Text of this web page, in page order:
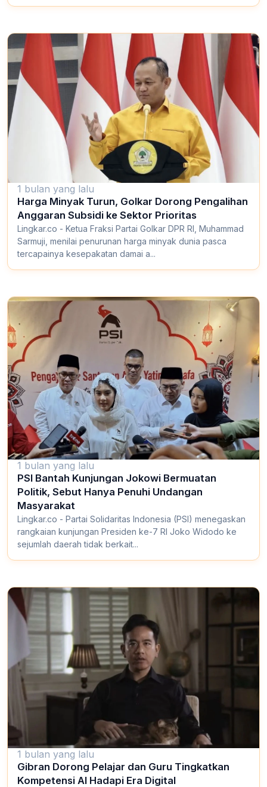
1 bulan yang lalu
Harga Minyak Turun, Golkar Dorong Pengalihan
Anggaran Subsidi ke Sektor Prioritas
Lingkar.co - Ketua Fraksi Partai Golkar DPR RI, Muhammad
Sarmuji, menilai penurunan harga minyak dunia pasca
tercapainya kesepakatan damai a...
1 bulan yang lalu
PSI Bantah Kunjungan Jokowi Bermuatan
Politik, Sebut Hanya Penuhi Undangan
Masyarakat
Lingkar.co - Partai Solidaritas Indonesia (PSI) menegaskan
rangkaian kunjungan Presiden ke-7 RI Joko Widodo ke
sejumlah daerah tidak berkait...
1 bulan yang lalu
Gibran Dorong Pelajar dan Guru Tingkatkan
Kompetensi AI Hadapi Era Digital